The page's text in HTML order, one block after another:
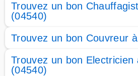
Trouvez un bon
(04540)
Trouvez un bon Couvreur
Trouvez un bon Electricien
(04540)